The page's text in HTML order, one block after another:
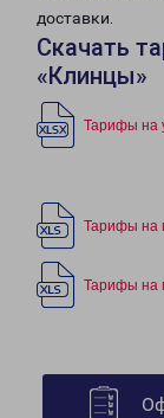
доставки.
Скачать
«Клинцы»
Тарифы на
Тарифы на
Тарифы на